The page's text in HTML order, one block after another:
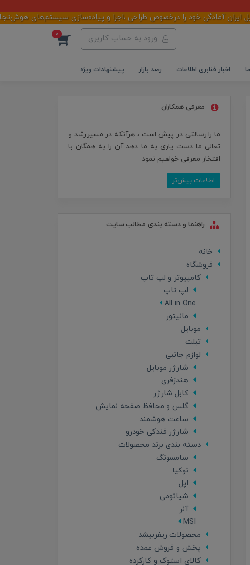
خود را درخصوص طراحی ،اجرا و پیاده‌سازی سیستم‌های هوش‌تجاری در
ورود به حساب کاربری 0
اخبار فناوری اطلاعات رصد بازار پیشنهادات ویژه
معرفی همکاران
ما را رسالتی در پیش است ، هرآنکه در مسیررشد و
تعالی ما دست یاری به ما دهد آن را به همگان با
افتخار معرفی خواهیم نمود
اطلاعات بیش‌تر
راهنما و دسته بندی مطالب سایت
خانه
فروشگاه
کامپیوتر و لپ تاپ
لپ تاپ
All in One
مانیتور
موبایل
تبلت
لوازم جانبی
شارژر موبایل
هندزفری
کابل شارژر
گلس و محافظ صفحه نمایش
ساعت هوشمند
شارژر فندکی خودرو
دسته بندی برند محصولات
سامسونگ
نوکیا
اپل
شیائومی
آنر
MSI
محصولات ریفربیشد
پخش و فروش عمده
کالای استوک و کارکرده